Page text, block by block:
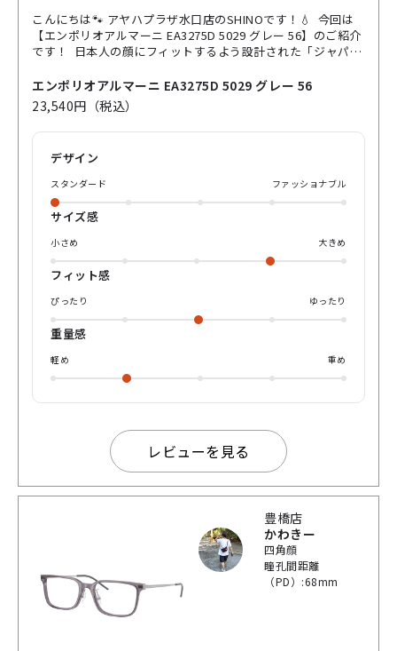
こんにちは🐾 アヤハプラザ水口店のSHINOです！💧 今回は
【エンポリオアルマーニ EA3275D 5029 グレー 56】のご紹介
です！ 日本人の顔にフィットするよう設計された「ジャパン
ム！ 調整しやすいグースネックタイプのノーズパッドを採用
し、鼻の高さや幅に合わせて微調整ができるのでまつ毛が当
たりにくく、ズレにくいといったより快適なかけ心地を実現
してくれます✨ フロントには軽量で質感の良いアセテートの
ョンで日常に溶け込みやすいデザインとなっています！ 特に
注目ポイントとしてはこの艶のある透き通ったシャイニート
ランスパレントグレーモデルの黒縁ほど印象が強くならず、
顔馴染みが非常に良く、マットシルバーのメタルの組み合わ
せがスタイリッシュで清潔感のある雰囲気を出してくれま
す！🩶 形としては直線的ですっきりとしたスクエア形状は、
顔を引き締め、シャープでカッコいい印象を演出します！ま
た、主張しすぎない細身のデザインとグレーは、カジュアル
ガネとしても相性抜群！💻まさにグレーが遊び心を演出し、
日常にスタイリッシュさを追加できる一本です！ 個人的には
今までのエンポリオアルマーニよりかけやすく軽い、顔の印
象をスッキリと引き締めながらも目元が重くなりすぎないメ
ガネだと思います🤩 是非この機会にお試しください！ それで
は！たくさんよい出会いがありますように！
エンポリオアルマーニ EA3275D 5029 グレー 56
23,540円（税込）
デザイン
スタンダード ファッショナブル
サイズ感
小さめ 大きめ
フィット感
ぴったり ゆったり
重量感
軽め 重め
レビューを見る
豊橋店
かわきー
四角顔
瞳孔間距離
（PD）:68mm